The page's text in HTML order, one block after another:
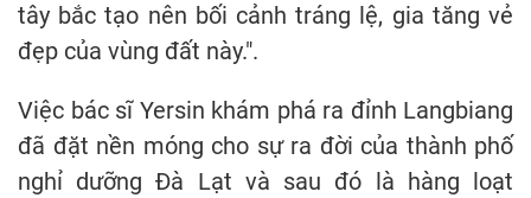
tây bắc tạo nên bối cảnh tráng lệ, gia tăng vẻ
đẹp của vùng đất này.".
Việc bác sĩ Yersin khám phá ra đỉnh Langbiang
đã đặt nền móng cho sự ra đời của thành phố
nghỉ dưỡng Đà Lạt và sau đó là hàng loạt